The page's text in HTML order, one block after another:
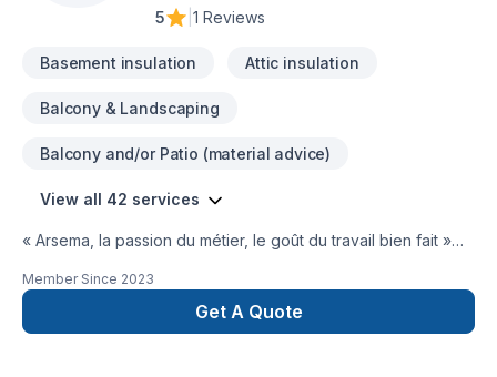
5
1 Reviews
Basement insulation Attic insulation
Balcony & Landscaping
Balcony and/or Patio (material advice)
View all 42 services
« Arsema, la passion du métier, le goût du travail bien fait »
résidentiels,commercial, industrelle qui vous accompagne
dans tous vos projets de rénovation. Que vous ayez besoin
de nous pour réparer une fissure, finition de solage
Member Since 2023
Get A Quote